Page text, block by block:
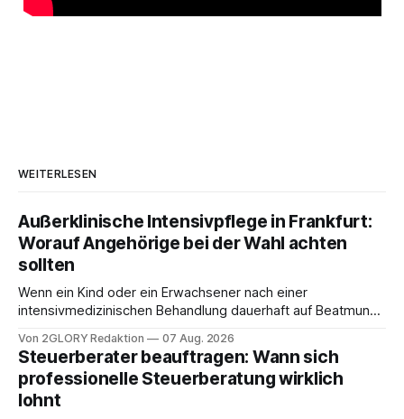
WEITERLESEN
Außerklinische Intensivpflege in Frankfurt:
Worauf Angehörige bei der Wahl achten
sollten
Wenn ein Kind oder ein Erwachsener nach einer
intensivmedizinischen Behandlung dauerhaft auf Beatmung
angewiesen ist, stellt sich für Familien eine schwierige
Frage: Muss die Versorgung dauerhaft in der Klinik bleiben –
oder ist ein Leben zu Hause möglich? Die außerklinische
Intensivpflege bietet genau diese Alternative: Sie
Von 2GLORY Redaktion 07 Aug. 2026
Steuerberater beauftragen: Wann sich
professionelle Steuerberatung wirklich
lohnt